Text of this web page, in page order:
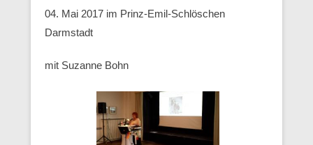
04. Mai 2017 im Prinz-Emil-Schlöschen
Darmstadt
mit Suzanne Bohn